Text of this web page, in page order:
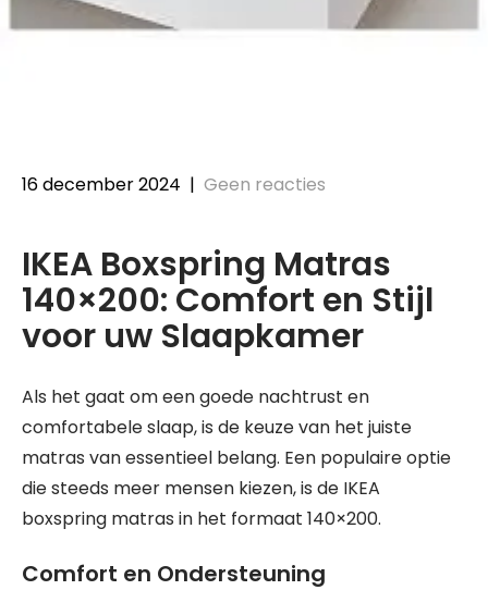
16 december 2024 | Geen reacties
IKEA Boxspring Matras
140×200: Comfort en Stijl
voor uw Slaapkamer
Als het gaat om een goede nachtrust en
comfortabele slaap, is de keuze van het juiste
matras van essentieel belang. Een populaire optie
die steeds meer mensen kiezen, is de IKEA
boxspring matras in het formaat 140×200.
Comfort en Ondersteuning